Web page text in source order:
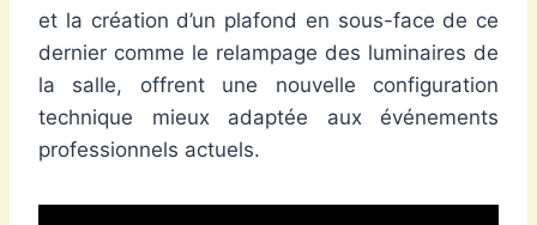
et la création d’un plafond en sous-face de ce
dernier comme le relampage des luminaires de
la salle, offrent une nouvelle configuration
technique mieux adaptée aux événements
professionnels actuels.